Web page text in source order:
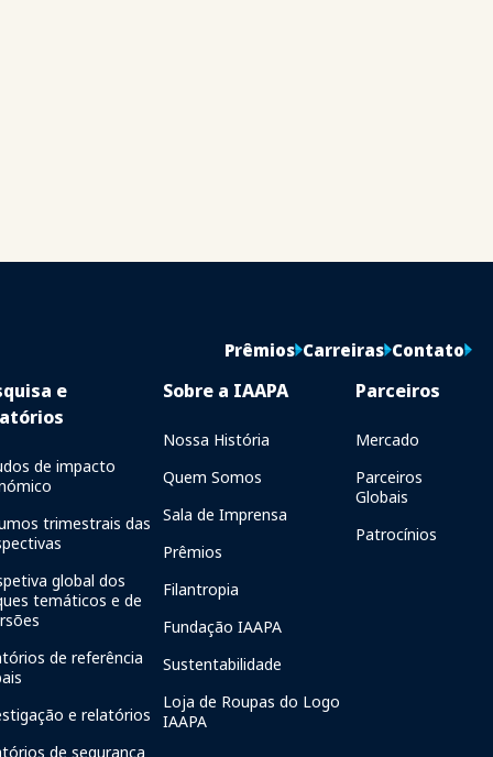
Prêmios Carreiras Contato
e
de impacto
trimestrais das
global dos
temáticos e de
de referência
e relatórios
de segurança
Sobre a IAAPA
Nossa História
Quem Somos
Sala de Imprensa
Prêmios
Filantropia
Fundação IAAPA
Sustentabilidade
Loja de Roupas do Logo
IAAPA
Parceiros
Mercado
Parceiros
Globais
Patrocínios